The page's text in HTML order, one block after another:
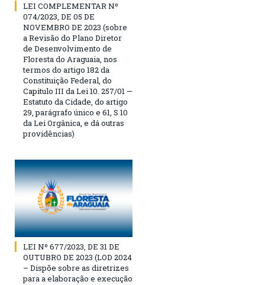
LEI COMPLEMENTAR Nº
074/2023, DE 05 DE
NOVEMBRO DE 2023 (sobre
a Revisão do Plano Diretor
de Desenvolvimento de
Floresta do Araguaia, nos
termos do artigo 182 da
Constituição Federal, do
Capitulo III da Lei 10. 257/01 —
Estatuto da Cidade, do artigo
29, parágrafo único e 61, S 10
da Lei Orgânica, e dá outras
providências)
LEI Nº 677/2023, DE 31 DE
OUTUBRO DE 2023 (LOD 2024
– Dispõe sobre as diretrizes
para a elaboração e execução